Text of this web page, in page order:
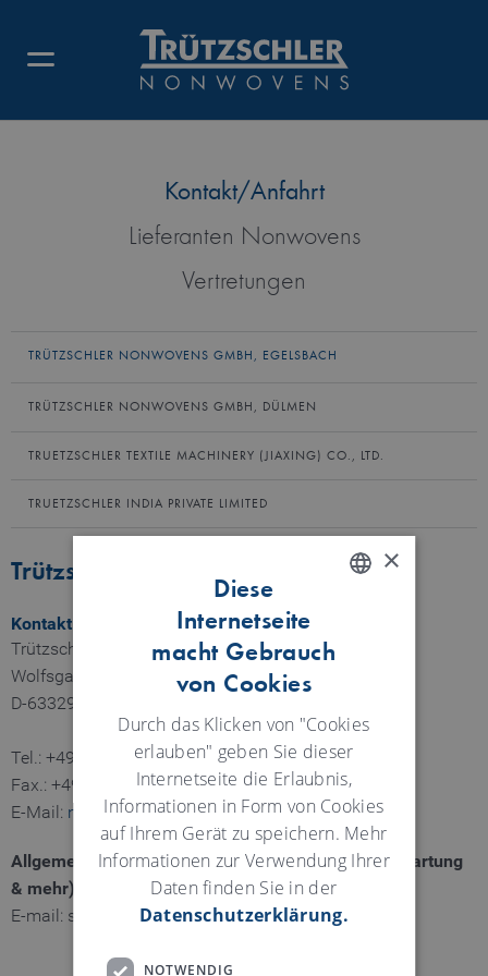
TRÜTZSCHLER NONWOVENS
GMBH IN EGELSBACH
Kontakt/Anfahrt
Lieferanten Nonwovens
Vertretungen
TRÜTZSCHLER NONWOVENS GMBH, EGELSBACH
TRÜTZSCHLER NONWOVENS GMBH, DÜLMEN
TRUETZSCHLER TEXTILE MACHINERY (JIAXING) CO., LTD.
TRUETZSCHLER INDIA PRIVATE LIMITED
Trützschler Nonwovens, Egelsbach
Kontakt und Anfahrt:
Trützschler Nonwovens GmbH, Egelsbach
Wolfsgartenstraße 6
D-63329 Egelsbach
Tel.: +49 6103 401 0
Fax.: +49 6103 401 440
E-Mail: nonwovens@truetzschler.de
Allgemeiner Servicekontakt (Fragen, Ersatzteile, Wartung
& mehr):
E-mail: spareparts-tnw(at)truetzschler.de
GERMAN
×
Diese
Internetseite
macht Gebrauch
von Cookies
Durch das Klicken von "Cookies
erlauben" geben Sie dieser
Internetseite die Erlaubnis,
Informationen in Form von Cookies
auf Ihrem Gerät zu speichern. Mehr
Informationen zur Verwendung Ihrer
Daten finden Sie in der
Datenschutzerklärung.
NOTWENDIG